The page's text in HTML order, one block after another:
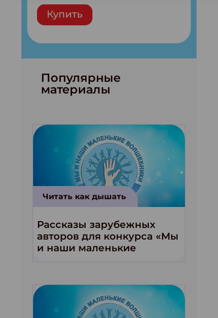
Купить
Популярные
материалы
Читать как дышать
Рассказы зарубежных
авторов для конкурса «Мы
и наши маленькие
волшебники!»